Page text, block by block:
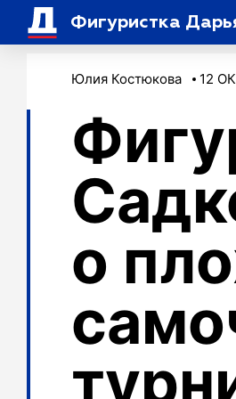
Фигуристка
Юлия Костюкова 12
о